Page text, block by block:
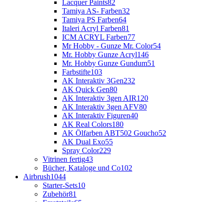
Lacquer Paints82
Tamiya AS- Farben32
Tamiya PS Farben64
Italeri Acryl Farben81
ICM ACRYL Farben77
Mr Hobby - Gunze Mr. Color54
Mr. Hobby Gunze Acryl146
Mr. Hobby Gunze Gundum51
Farbstifte103
AK Interaktiv 3Gen232
AK Quick Gen80
AK Interaktiv 3gen AIR120
AK Interaktiv 3gen AFV80
AK Interaktiv Figuren40
AK Real Colors180
AK Ölfarben ABT502 Goucho52
AK Dual Exo55
Spray Color229
Vitrinen fertig43
Bücher, Kataloge und Co102
Airbrush1044
Starter-Sets10
Zubehör81